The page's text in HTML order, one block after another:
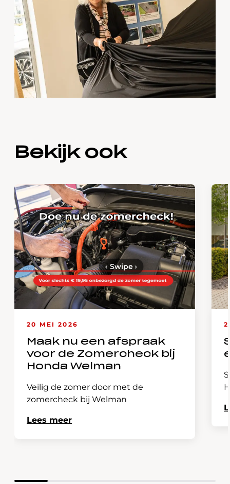
Bekijk ook
20 MEI 2026
Maak nu een afspraak
voor de Zomercheck bij
Honda Welman
Veilig de zomer door met de
zomercheck bij Welman
Lees meer
‹ Swipe›